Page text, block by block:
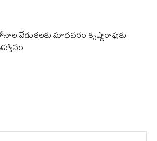
వేడుకలకు మాధవరం కృష్ణారావుకు